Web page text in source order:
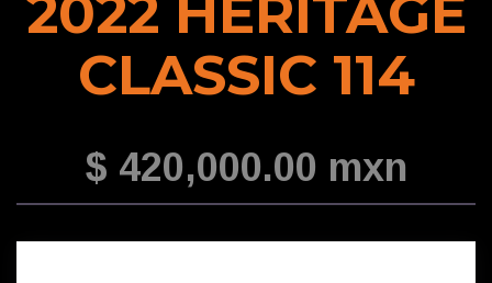
2022 HERITAGE
CLASSIC 114
$ 420,000.00 mxn